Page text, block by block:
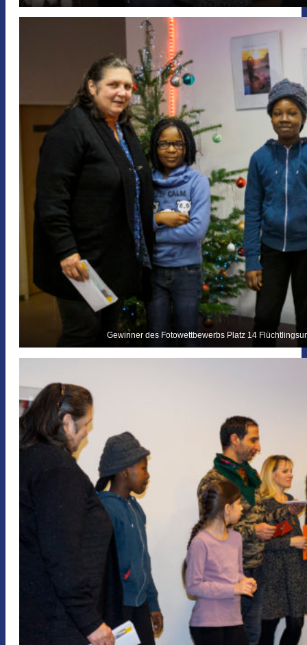
Gewinner des Fotowettbewerbs Platz 14